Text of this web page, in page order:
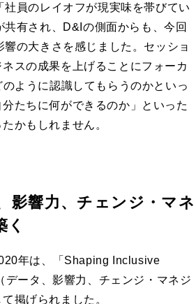
社員のレイオフが現実味を帯びてい
共有され、D&Iの側面からも、今回
の大きさを感じました。セッショ
スの成果を上げることにフォーカ
ように認識してもらうのかといっ
たちに何ができるのか」といった
かもしれません。
影響力、チェンジ・マネ
年は、「Shaping Inclusive
ータ、影響力、チェンジ・マネジ
掲げられました。